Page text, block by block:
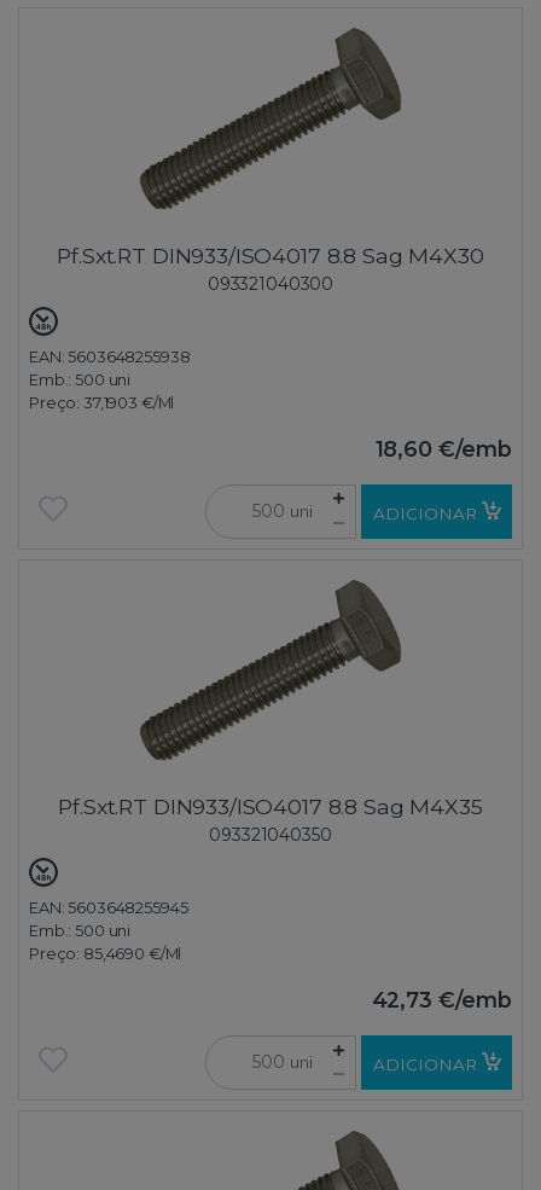
Pf.Sxt.RT DIN933/ISO4017 8.8 Sag M4X30
093321040300
EAN: 5603648255938
Emb.:500 uni
Preço: 37,1903 €/Ml
18,60 €/emb
uni ADICIONAR
Pf.Sxt.RT DIN933/ISO4017 8.8 Sag M4X35
093321040350
EAN: 5603648255945
Emb.:500 uni
Preço: 85,4690 €/Ml
42,73 €/emb
uni ADICIONAR